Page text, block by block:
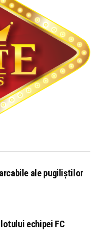
ale pugiliștilor
echipei FC